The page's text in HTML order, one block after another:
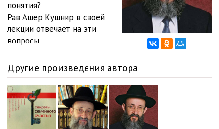
понятия?
Рав Ашер Кушнир в своей
лекции отвечает на эти
вопросы.
Другие произведения автора